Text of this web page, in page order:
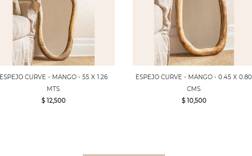
ESPEJO CURVE - MANGO - 55 X 1.26
MTS
$ 12,500
ESPEJO CURVE - MANGO - 0.45 X 0.80
CMS
$ 10,500